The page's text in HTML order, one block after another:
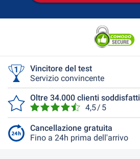
Vincitore del test
Servizio convincente
Oltre 34.000 clienti soddisfatti
4,5 / 5
Cancellazione gratuita
Fino a 24h prima dell'arrivo